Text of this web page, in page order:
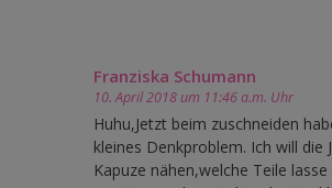
Franziska Schumann
10. April 2018 um 11:46 a.m. Uhr
Huhu,Jetzt beim zuschneiden
kleines Denkproblem. Ich will die
Kapuze nähen,welche Teile